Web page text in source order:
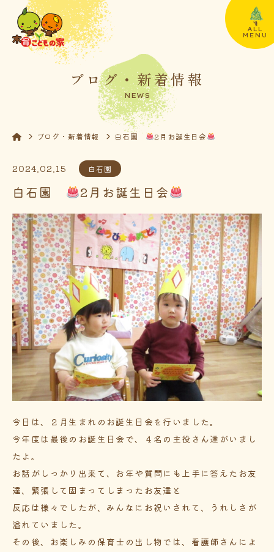
ALL
MENU
ブログ・新着情報
NEWS
ブログ・新着情報 白石園 2月お誕生日会
2024.02.15 白石園
白石園 2月お誕生日会
今日は、２月生まれのお誕生日会を行いました。
今年度は最後のお誕生日会で、４名の主役さん達がいまし
たよ。
お話がしっかり出来て、お年や質問にも上手に答えたお友
達、緊張して固まってしまったお友達と
反応は様々でしたが、みんなにお祝いされて、うれしさが
溢れていました。
その後、お楽しみの保育士の出し物では、看護師さんによ